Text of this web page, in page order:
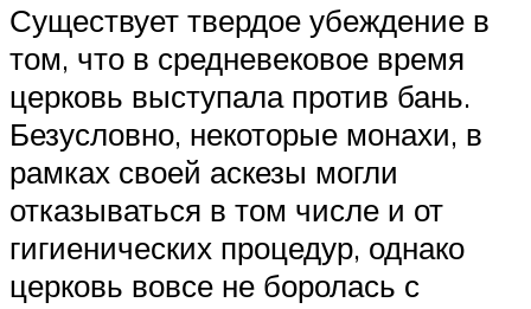
Существует твердое убеждение в
том, что в средневековое время
церковь выступала против бань.
Безусловно, некоторые монахи, в
рамках своей аскезы могли
отказываться в том числе и от
гигиенических процедур, однако
церковь вовсе не боролась с